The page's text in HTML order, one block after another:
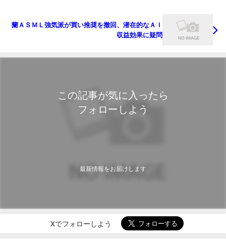
蘭ＡＳＭＬ強気派が買い推奨を撤回、潜在的なＡＩ
収益効果に疑問
この記事が気に入ったら
フォローしよう
最新情報をお届けします
Xでフォローしよう